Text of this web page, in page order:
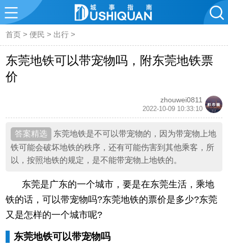
首页 >便民 > 出行 >
东莞地铁可以带宠物吗，附东莞地铁票
价
zhouwei0811
2022-10-09 10:33:10
东莞地铁是不可以带宠物的，因为带宠物上地
铁可能会破坏地铁的秩序，还有可能伤害到其他乘客，所
以，按照地铁的规定，是不能带宠物上地铁的。
东莞是广东的一个城市，要是在东莞生活，乘地
铁的话，可以带宠物吗?东莞地铁的票价是多少?东莞
又是怎样的一个城市呢?
东莞地铁可以带宠物吗